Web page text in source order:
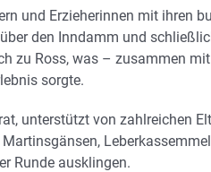
und Erzieherinnen mit ihren
den Inndamm und
zu Ross, was – zusammen
sorgte.
unterstützt von zahlreichen
Runde ausklingen.